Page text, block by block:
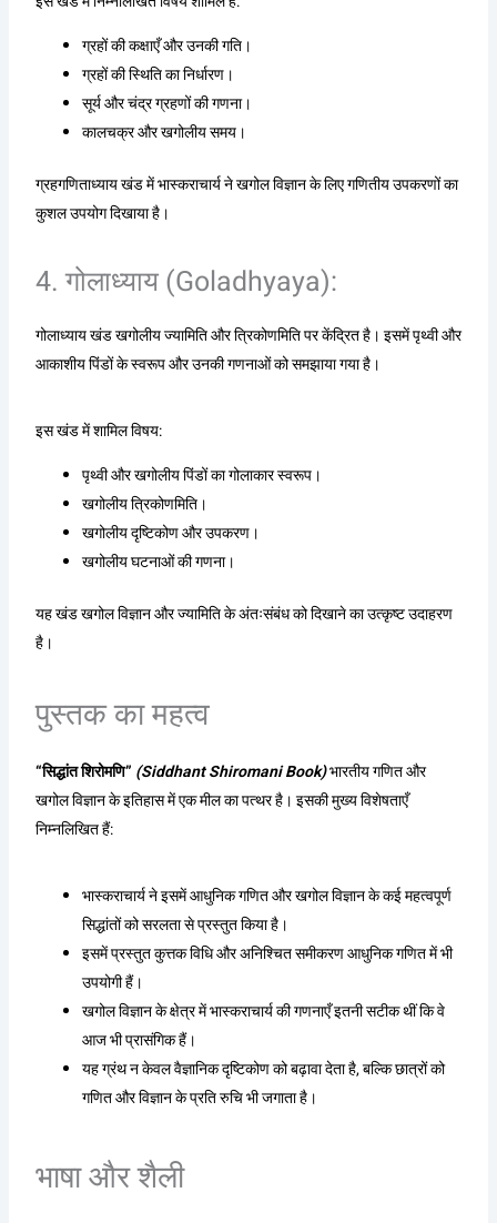
ग्रहों की कक्षाएँ और उनकी गति।
ग्रहों की स्थिति का निर्धारण।
सूर्य और चंद्र ग्रहणों की गणना।
कालचक्र और खगोलीय समय।
ग्रहगणिताध्याय खंड में भास्कराचार्य ने खगोल विज्ञान के लिए गणितीय उपकरणों का
कुशल उपयोग दिखाया है।
4. गोलाध्याय (Goladhyaya):
गोलाध्याय खंड खगोलीय ज्यामिति और त्रिकोणमिति पर केंद्रित है। इसमें पृथ्वी और
आकाशीय पिंडों के स्वरूप और उनकी गणनाओं को समझाया गया है।
इस खंड में शामिल विषय:
पृथ्वी और खगोलीय पिंडों का गोलाकार स्वरूप।
खगोलीय त्रिकोणमिति।
खगोलीय दृष्टिकोण और उपकरण।
खगोलीय घटनाओं की गणना।
यह खंड खगोल विज्ञान और ज्यामिति के अंतःसंबंध को दिखाने का उत्कृष्ट उदाहरण
है।
पुस्तक का महत्व
“सिद्धांत शिरोमणि” (Siddhant Shiromani Book)भारतीय गणित और
खगोल विज्ञान के इतिहास में एक मील का पत्थर है। इसकी मुख्य विशेषताएँ
निम्नलिखित हैं:
भास्कराचार्य ने इसमें आधुनिक गणित और खगोल विज्ञान के कई महत्वपूर्ण
सिद्धांतों को सरलता से प्रस्तुत किया है।
इसमें प्रस्तुत कुत्तक विधि और अनिश्चित समीकरण आधुनिक गणित में भी
उपयोगी हैं।
खगोल विज्ञान के क्षेत्र में भास्कराचार्य की गणनाएँ इतनी सटीक थीं कि वे
आज भी प्रासंगिक हैं।
यह ग्रंथ न केवल वैज्ञानिक दृष्टिकोण को बढ़ावा देता है, बल्कि छात्रों को
गणित और विज्ञान के प्रति रुचि भी जगाता है।
भाषा और शैली